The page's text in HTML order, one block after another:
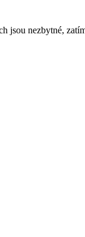
jsou nezbytné,